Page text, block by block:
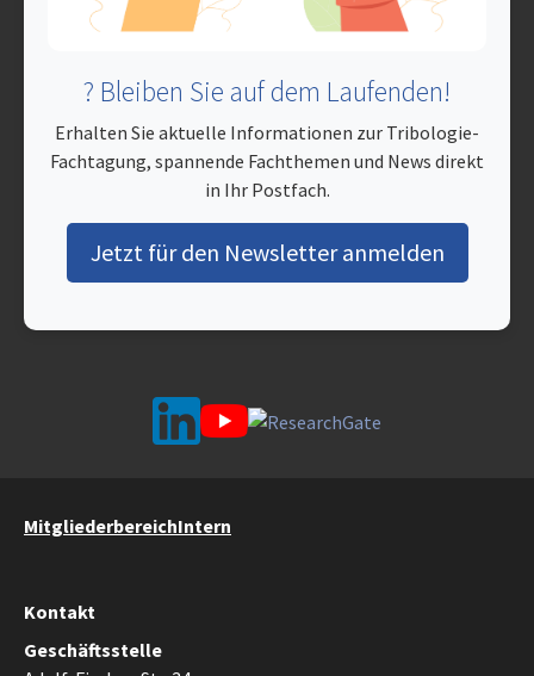
? Bleiben Sie auf dem Laufenden!
Erhalten Sie aktuelle Informationen zur Tribologie-
Fachtagung, spannende Fachthemen und News direkt
in Ihr Postfach.
Jetzt für den Newsletter anmelden
MitgliederbereichIntern
Kontakt
Geschäftsstelle